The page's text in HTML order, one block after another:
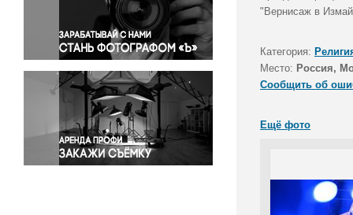
Правосудие
Происшествия и конфликты
Религия
Светская жизнь
Спорт
Экология
Экономика и бизнес
"Вернисаж в
Категория:
Место: Россия,
Сообщить об
Ещё фото